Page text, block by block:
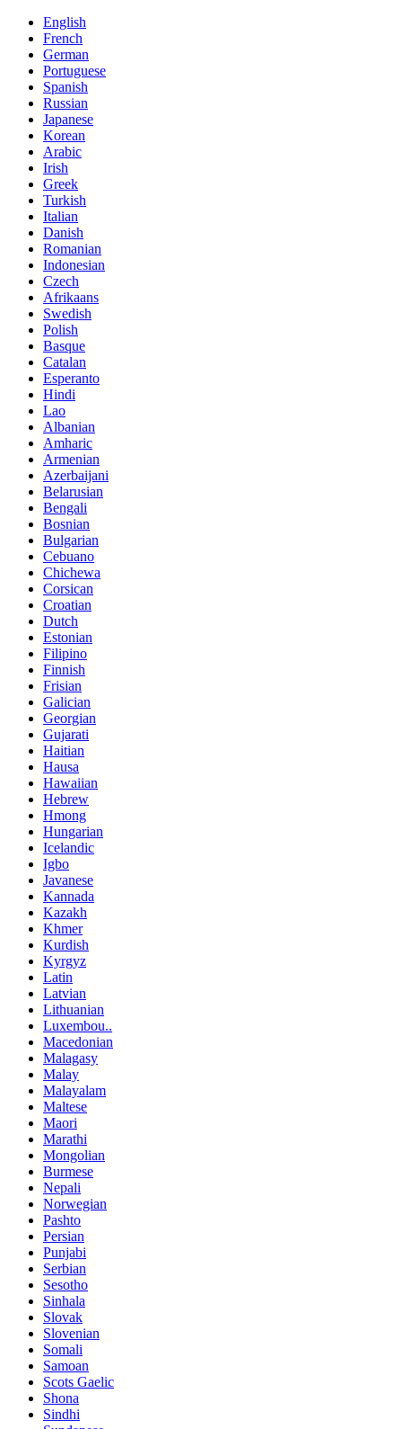
English
French
German
Portuguese
Spanish
Russian
Japanese
Korean
Arabic
Irish
Greek
Turkish
Italian
Danish
Romanian
Indonesian
Czech
Afrikaans
Swedish
Polish
Basque
Catalan
Esperanto
Hindi
Lao
Albanian
Amharic
Armenian
Azerbaijani
Belarusian
Bengali
Bosnian
Bulgarian
Cebuano
Chichewa
Corsican
Croatian
Dutch
Estonian
Filipino
Finnish
Frisian
Galician
Georgian
Gujarati
Haitian
Hausa
Hawaiian
Hebrew
Hmong
Hungarian
Icelandic
Igbo
Javanese
Kannada
Kazakh
Khmer
Kurdish
Kyrgyz
Latin
Latvian
Lithuanian
Luxembou..
Macedonian
Malagasy
Malay
Malayalam
Maltese
Maori
Marathi
Mongolian
Burmese
Nepali
Norwegian
Pashto
Persian
Punjabi
Serbian
Sesotho
Sinhala
Slovak
Slovenian
Somali
Samoan
Scots Gaelic
Shona
Sindhi